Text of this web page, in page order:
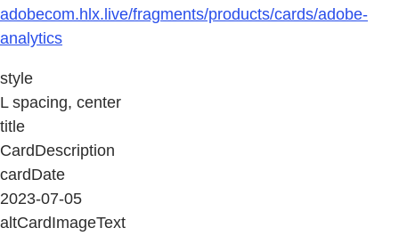
adobecom.hlx.live/fragments/products/cards/adobe-
analytics
style
L spacing, center
title
CardDescription
cardDate
2023-07-05
altCardImageText